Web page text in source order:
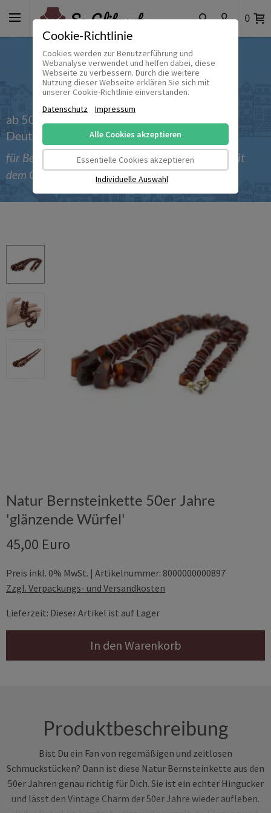
Cookie-Richtlinie
Cookies werden zur Benutzerführung und
Webanalyse verwendet und helfen dabei, diese
Webseite zu verbessern. Durch die weitere
Nutzung dieser Webseite erklären Sie sich mit
unserer Cookie-Richtlinie einverstanden.
Datenschutz
Impressum
Alle Cookies akzeptieren
Essentielle Cookies akzeptieren
Individuelle Auswahl
0
ab 50 € versandkostenfrei innerhalb
Deutschlands
für Bestellungen bis einschließlich 30.09.2026 mit
dem Gutscheincode 'Sommer_2026'
Natur Bernsteinkette 50er Jahre
'glänzende Würfel'
45,00 Euro
Preis inkl. 0% MwSt. | Artikelnummer: 8000000000897
Zzgl. Verpackungs- und Versandkosten
Lieferzeit: Dieser Artikel ist auf Lager
In den Warenkorb
Produktbeschreibung
Bist Du ein Fan von regemäßigen und zeitlosen
Schmuckstücken? Dann ist diese Natur Bernsteinkette aus den
50er Jahren genau richtig für Dich. Sie ist ein echter Hingucker
und lässt den Vintage Charm der 50er Jahre wieder aufleben.